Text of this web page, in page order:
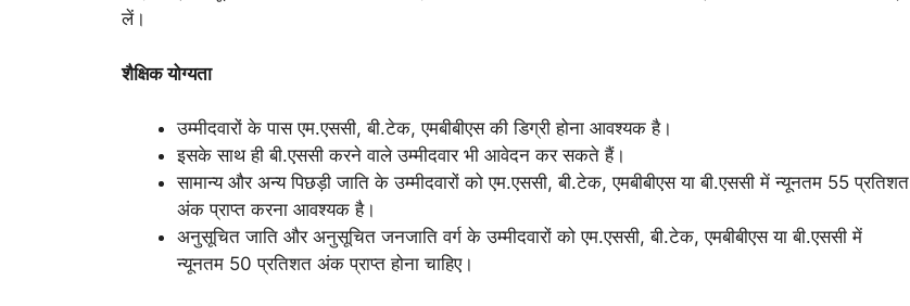
लें।
शैक्षिक योग्यता
उम्मीदवारों के पास एम.एससी, बी.टेक, एमबीबीएस की डिग्री होना आवश्यक है।
इसके साथ ही बी.एससी करने वाले उम्मीदवार भी आवेदन कर सकते हैं।
सामान्य और अन्य पिछड़ी जाति के उम्मीदवारों को एम.एससी, बी.टेक, एमबीबीएस या बी.एससी में न्यूनतम 55 प्रतिशत
अंक प्राप्त करना आवश्यक है।
अनुसूचित जाति और अनुसूचित जनजाति वर्ग के उम्मीदवारों को एम.एससी, बी.टेक, एमबीबीएस या बी.एससी में
न्यूनतम 50 प्रतिशत अंक प्राप्त होना चाहिए।